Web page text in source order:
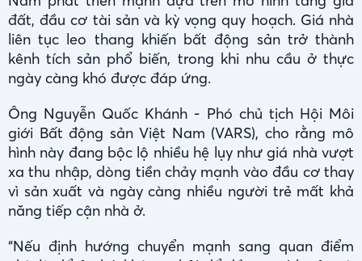
đất, đầu cơ tài sản và kỳ vọng quy hoạch. Giá nhà
liên tục leo thang khiến bất động sản trở thành
kênh tích sản phổ biến, trong khi nhu cầu ở thực
ngày càng khó được đáp ứng.
Ông Nguyễn Quốc Khánh - Phó chủ tịch Hội Môi
giới Bất động sản Việt Nam (VARS), cho rằng mô
hình này đang bộc lộ nhiều hệ lụy như giá nhà vượt
xa thu nhập, dòng tiền chảy mạnh vào đầu cơ thay
vì sản xuất và ngày càng nhiều người trẻ mất khả
năng tiếp cận nhà ở.
“Nếu định hướng chuyển mạnh sang quan điểm